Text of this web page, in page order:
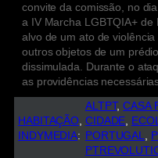
convite da comissão, no
a IV Marcha LGBTQIA+
alvo de um ato de
outros objetos de um
dissimulada. Durante o
as providências
HABITAÇÃO
INDYMEDIA:
ALTPT, CASA
CIDADE,
PORTUGAL,